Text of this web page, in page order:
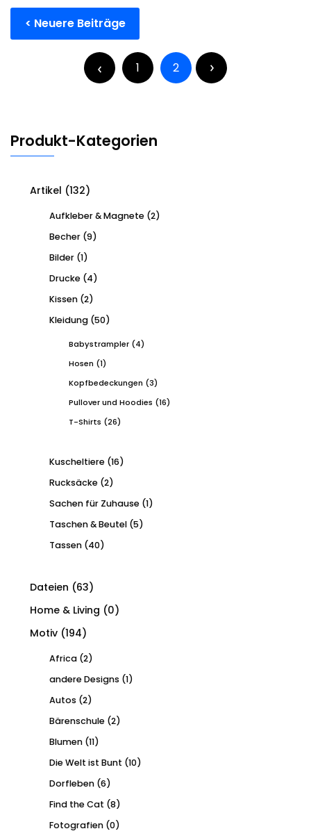
Beitragsnavigation
Neuere Beiträge
Seitennummerierung
1 2
Produkt-Kategorien
Artikel (132)
Aufkleber & Magnete (2)
Becher (9)
Bilder (1)
Drucke (4)
Kissen (2)
Kleidung (50)
Babystrampler (4)
Hosen (1)
Kopfbedeckungen (3)
Pullover und Hoodies (16)
T-Shirts (26)
Kuscheltiere (16)
Rucksäcke (2)
Sachen für Zuhause (1)
Taschen & Beutel (5)
Tassen (40)
Dateien (63)
Home & Living (0)
Motiv (194)
Africa (2)
andere Designs (1)
Autos (2)
Bärenschule (2)
Blumen (11)
Die Welt ist Bunt (10)
Dorfleben (6)
Find the Cat (8)
Fotografien (0)